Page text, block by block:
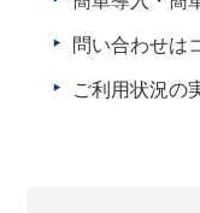
問い合わせは
ご利用状況の